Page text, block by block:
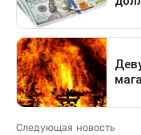
Следующая новость